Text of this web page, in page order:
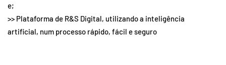
e;
>> Plataforma de R&S Digital, utilizando a inteligência
artificial, num processo rápido, fácil e seguro